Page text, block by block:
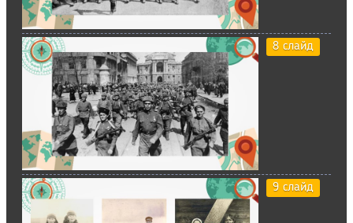
8 слайд
9 слайд